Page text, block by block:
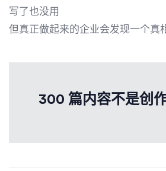
写了也没用
但真正做起来的企业会发现一个真
300 篇内容不是创